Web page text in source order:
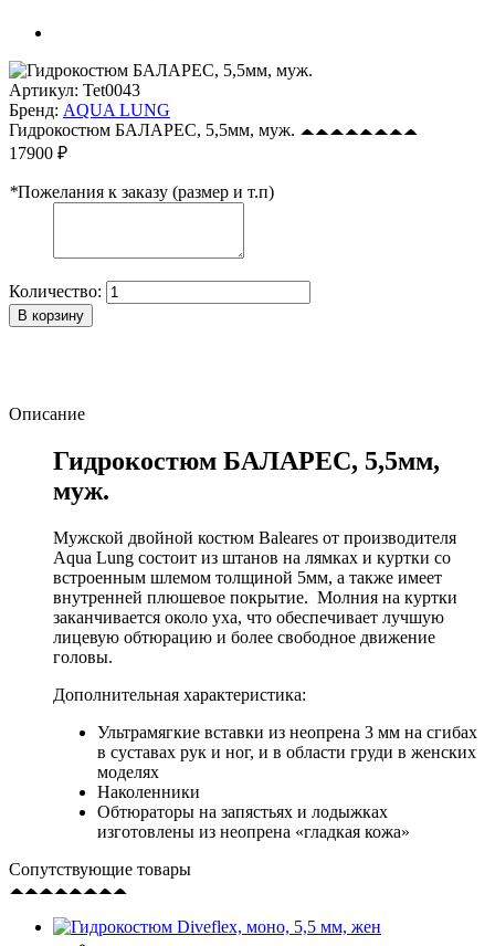
Артикул: Tet0043
Бренд: AQUA LUNG
Гидрокостюм БАЛАРЕС, 5,5мм, муж.
17900 ₽
*Пожелания к заказу (размер и т.п)
Количество:
В корзину
Описание
Гидрокостюм БАЛАРЕС, 5,5мм,
муж.
Мужской двойной костюм Baleares от производителя
Aqua Lung состоит из штанов на лямках и куртки со
встроенным шлемом толщиной 5мм, а также имеет
внутренней плюшевое покрытие. Молния на куртки
заканчивается около уха, что обеспечивает лучшую
лицевую обтюрацию и более свободное движение
головы.
Дополнительная характеристика:
Ультрамягкие вставки из неопрена 3 мм на сгибах
в суставах рук и ног, и в области груди в женских
моделях
Наколенники
Обтюраторы на запястьях и лодыжках
изготовлены из неопрена «гладкая кожа»
Сопутствующие товары